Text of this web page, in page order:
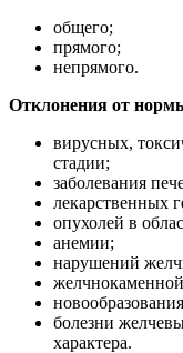
общего;
прямого;
непрямого.
Отклонения от
вирусных,
стадии;
заболевания
лекарственных
опухолей в
анемии;
нарушений
болезни
характера.